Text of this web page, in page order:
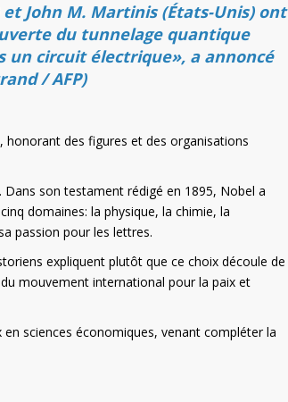
John M. Martinis (États-Unis) ont
du tunnelage quantique
un circuit électrique», a annoncé
/ AFP)
des figures et des organisations
son testament rédigé en 1895, Nobel a
domaines: la physique, la chimie, la
passion pour les lettres.
expliquent plutôt que ce choix découle de
mouvement international pour la paix et
en sciences économiques, venant compléter la